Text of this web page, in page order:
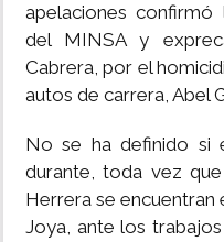
apelaciones
del MINSA y
Cabrera, por el
autos de carrera, Abel
No se ha definido si
durante, toda vez
Herrera se encuentran
Joya, ante los